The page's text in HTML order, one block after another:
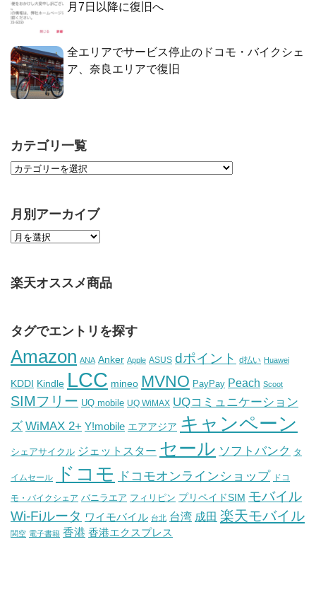
月7日以降に復旧へ
全エリアでサービス停止のドコモ・バイクシェ
ア、奈良エリアで復旧
カテゴリ一覧
月別アーカイブ
楽天オススメ商品
タグでエントリを探す
Amazon ANA Anker Apple ASUS dポイント d払い Huawei
KDDI Kindle LCC mineo MVNO PayPay Peach Scoot
SIMフリー UQ mobile UQ WiMAX UQコミュニケーション
ズ WiMAX 2+ Y!mobile エアアジア キャンペーン
シェアサイクル ジェットスター セール ソフトバンク タ
イムセール ドコモ ドコモオンラインショップ ドコ
モ・バイクシェア バニラエア フィリピン プリペイドSIM モバイル
Wi-Fiルータ ワイモバイル 台北 台湾 成田 楽天モバイル
関空 電子書籍 香港 香港エクスプレス